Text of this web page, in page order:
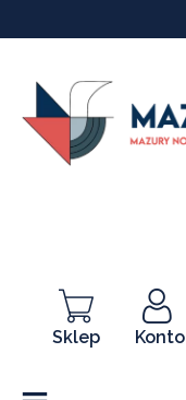
Sklep Konto